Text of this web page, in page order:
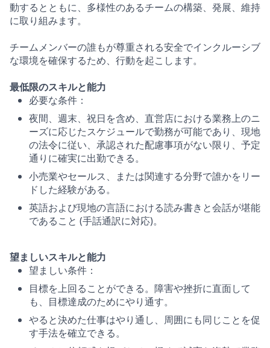
動するとともに、多様性のあるチームの構築、発展、維持
に取り組みます。
チームメンバーの誰もが尊重される安全でインクルーシブ
な環境を確保するため、行動を起こします。
最低限のスキルと能力
必要な条件：
夜間、週末、祝日を含め、直営店における業務上のニ
ーズに応じたスケジュールで勤務が可能であり、現地
の法令に従い、承認された配慮事項がない限り、予定
通りに確実に出勤できる。
小売業やセールス、または関連する分野で誰かをリー
ドした経験がある。
英語および現地の言語における読み書きと会話が堪能
であること (手話通訳に対応)。
望ましいスキルと能力
望ましい条件：
目標を上回ることができる。障害や挫折に直面して
も、目標達成のためにやり通す。
やると決めた仕事はやり通し、周囲にも同じことを促
す手法を確立できる。